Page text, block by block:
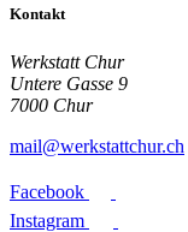
Kontakt
Werkstatt Chur
Untere Gasse 9
7000 Chur
mail@werkstattchur.ch
Facebook
Instagram